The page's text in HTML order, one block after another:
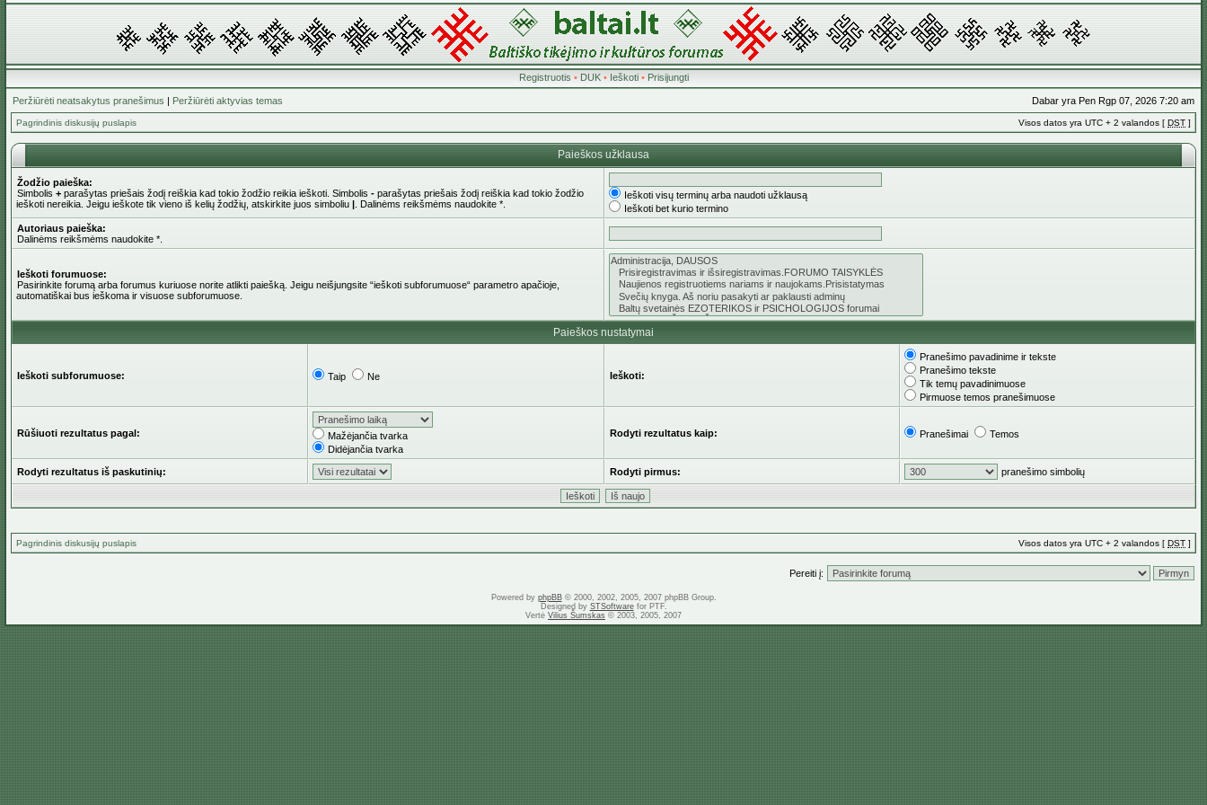
Registruotis • DUK• Ieškoti• Prisijungti
Peržiūrėti neatsakytus pranešimus | Peržiūrėti aktyvias temas Dabar yra Pen Rgp 07, 2026 7:20 am
Pagrindinis diskusijų puslapis Visos datos yra UTC + 2 valandos [ DST ]
Paieškos užklausa
Žodžio paieška:
Simbolis + parašytas priešais žodį reiškia kad tokio žodžio reikia ieškoti. Simbolis - parašytas priešais žodį reiškia kad tokio žodžio
ieškoti nereikia. Jeigu ieškote tik vieno iš kelių žodžių, atskirkite juos simboliu | . Dalinėms reikšmėms naudokite *.
Ieškoti visų terminų arba naudoti užklausą
Ieškoti bet kurio termino
Autoriaus paieška:
Dalinėms reikšmėms naudokite *.
Ieškoti forumuose:
Pasirinkite forumą arba forumus kuriuose norite atlikti paiešką. Jeigu neišjungsite “ieškoti subforumuose“ parametro apačioje,
automatiškai bus ieškoma ir visuose subforumuose.
Paieškos nustatymai
Ieškoti subforumuose: Taip Ne Ieškoti:
Pranešimo pavadinime ir tekste
Pranešimo tekste
Tik temų pavadinimuose
Pirmuose temos pranešimuose
Rūšiuoti rezultatus pagal:
Mažėjančia tvarka
Didėjančia tvarka
Rodyti rezultatus kaip: Pranešimai Temos
Rodyti rezultatus iš paskutinių: Rodyti pirmus: pranešimo simbolių
Pagrindinis diskusijų puslapis Visos datos yra UTC + 2 valandos [ DST ]
Pereiti į:
Powered by phpBB© 2000, 2002, 2005, 2007 phpBB Group.
Designed by STSoftwarefor PTF.
Vertė Vilius Šumskas © 2003, 2005, 2007